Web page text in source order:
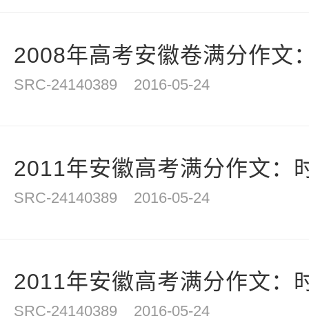
2008年高考安徽卷满分作文
SRC-24140389 2016-05-24
2011年安徽高考满分作文：
SRC-24140389 2016-05-24
2011年安徽高考满分作文：
SRC-24140389 2016-05-24